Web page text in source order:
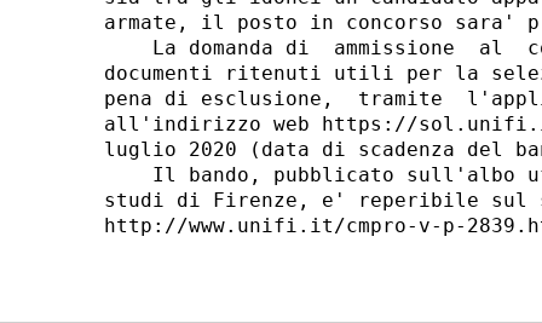
armate, il posto in concorso
La domanda di  ammissione  al
documenti ritenuti utili per la
pena di esclusione,  tramite
all'indirizzo web https://
luglio 2020 (data di scadenza del
Il bando, pubblicato sull'albo
studi di Firenze, e' reperibile sul
http://www.unifi.it/cmpro-v-p-